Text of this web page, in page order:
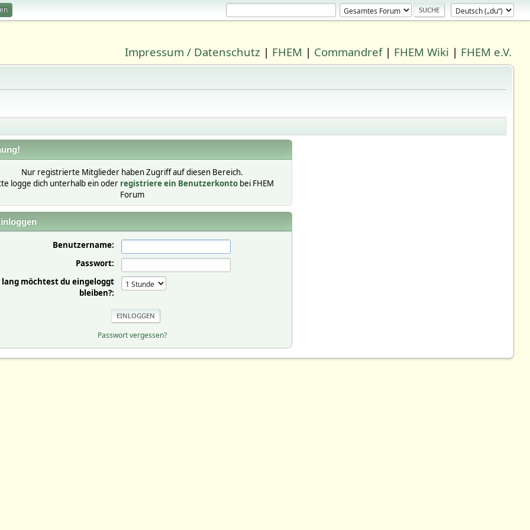
Impressum / Datenschutz | FHEM | Commandref| FHEM Wiki | FHEM e.V.
Nur registrierte Mitglieder haben Zugriff auf diesen Bereich.
logge dich unterhalb ein oder registriere ein Benutzerkontobei FHEM
Forum
Benutzername:
Passwort:
lang möchtest du eingeloggt
bleiben?:
Passwort vergessen?